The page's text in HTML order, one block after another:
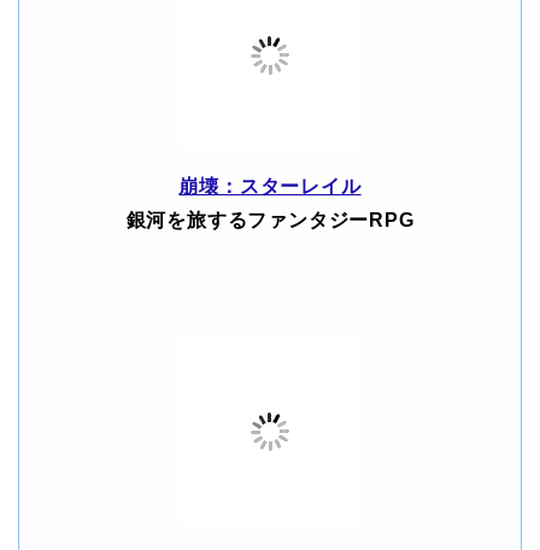
崩壊：スターレイル
銀河を旅するファンタジーRPG